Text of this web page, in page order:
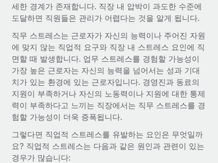
플랫폼
연결 새로운
MCP를 사용하여 모든 AI 도구를 Remote에 연결 가능
통합
핵심 비즈니스 도구로 프로세스를 간소화
서비스
전문가 상담
글로벌 인사 및 규정 준수 업무 처리에 전문가 지원 제공
엔터프라이즈
대기업을 위한 글로벌 HR
REMOTE 파트너 되기
전략적 기술 파트너
플랫폼에 글로벌 HR을 유연하게 통합
파트너 되기
Remote와의 파트너십 기회 탐색
통합 및 AI 자동화 컨설팅
HR 용어집
직무 설명 라이브러리
웨비나
이벤트
뉴스룸
인사이트 센터
Italiano
Português (Portugal)
日本語
한국어
中文（简体）
세한 경계가 존재합니다. 직장 내 압박이 과도한 수준에
도달하면 직원들은 관리가 어렵다는 것을 알게 됩니다.
직무 스트레스는 근로자가 자신의 능력이나 주어진 자원
에 맞지 않는 직업적 요구와 직장 내 스트레스 요인에 직
면할 때 발생합니다. 업무 스트레스를 경험할 가능성이
가장 높은 근로자는 자신의 능력을 넘어서는 성과 기대
치가 있는 환경에 있는 근로자입니다. 경영진과 동료의
지원이 부족하거나 자신의 노동력이나 지원에 대한 통제
력이 부족하다고 느끼는 직장에서는 직무 스트레스를 경
험할 가능성이 더욱 증폭됩니다.
그렇다면 직업적 스트레스를 유발하는 요인은 무엇일까
요? 직업적 스트레스는 다음과 같은 원인과 관련이 있는
경우가 많습니다: